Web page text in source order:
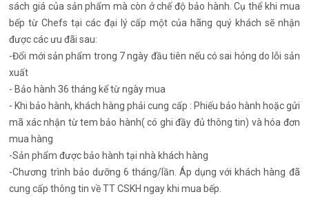
sách giá của sản phẩm mà còn ở chế độ bảo hành. Cụ thể khi mua
bếp từ Chefs tại các đại lý cấp một của hãng quý khách sẽ nhận
được các ưu đãi sau:
-Đổi mới sản phẩm trong 7 ngày đầu tiên nếu có sai hỏng do lỗi sản
xuất
- Bảo hành 36 tháng kể từ ngày mua
- Khi bảo hành, khách hàng phải cung cấp : Phiếu bảo hành hoặc gửi
mã xác nhận từ tem bảo hành( có ghi đầy đủ thông tin) và hóa đơn
mua hàng
-Sản phẩm được bảo hành tại nhà khách hàng
-Chương trình bảo dưỡng 6 tháng/lần. Áp dụng với khách hàng đã
cung cấp thông tin về TT CSKH ngay khi mua bếp.